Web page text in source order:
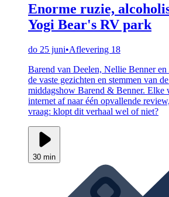
Enorme ruzie,
Yogi Bear's RV park
do 25 juni•Aflevering 18
Barend van Deelen, Nellie Benner
de vaste gezichten en stemmen van
middagshow Barend & Benner. Elke
internet af naar één opvallende
vraag: klopt dit verhaal wel of niet?
30 min